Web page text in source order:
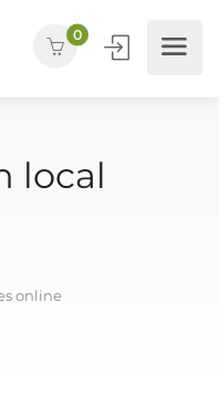
0
local
online